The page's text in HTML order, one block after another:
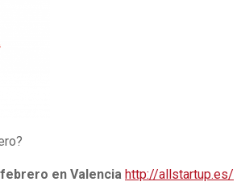
febrero en Valencia http://allstartup.es/